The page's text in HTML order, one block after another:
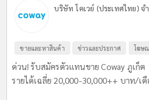
บริษัท โคเวย์ (ประเทศไทย) จ
ขายและหาสินค้า ข่าวและประกาศ โฆษ
ด่วน! รับสมัครตัวแทนขาย Coway ภูเก็ต
รายได้เฉลี่ย 20,000-30,000++ บาท/เ